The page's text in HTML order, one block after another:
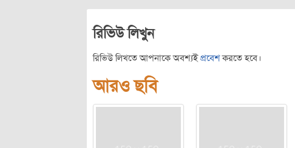
রিভিউ লিখুন
রিভিউ লিখতে আপনাকে অবশ্যইপ্রবেশকরতে হবে।
আরও ছবি